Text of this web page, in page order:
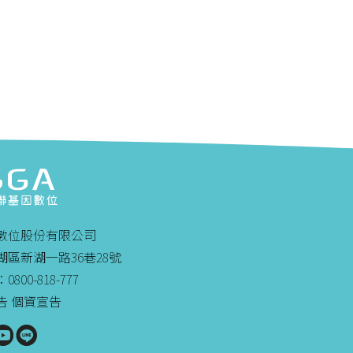
位股份有限公司
區新湖一路36巷28號
0800-818-777
個資宣告